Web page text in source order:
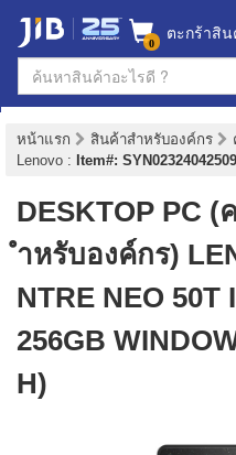
0 ตะกร้าสิน
หน้าแรก สินค้าสำหรับองค์กร
Lenovo : Item#:
DESKTOP PC
ำหรับองค์กร)
NTRE NEO 50T
256GB
H)